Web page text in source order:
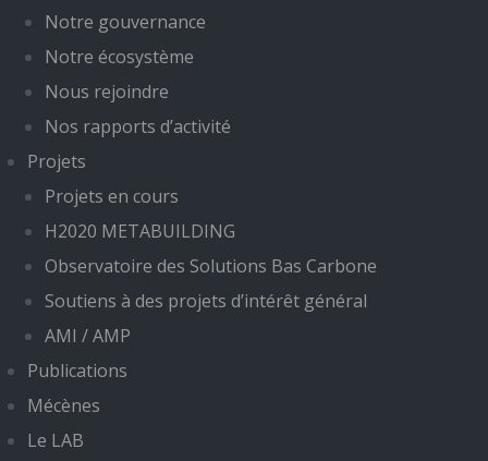
Notre gouvernance
Notre écosystème
Nous rejoindre
Nos rapports d’activité
Projets
Projets en cours
H2020 METABUILDING
Observatoire des Solutions Bas Carbone
Soutiens à des projets d’intérêt général
AMI / AMP
Publications
Mécènes
Le LAB